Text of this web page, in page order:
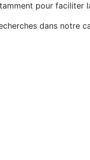
pour faciliter
dans notre